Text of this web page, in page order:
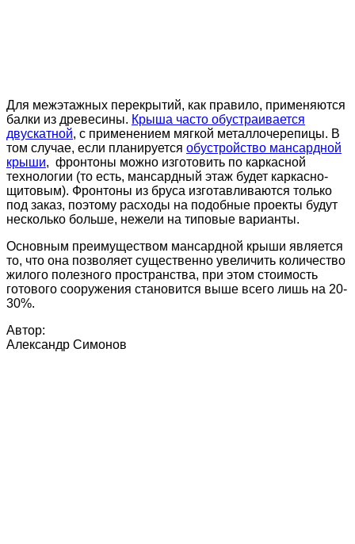
Для межэтажных перекрытий, как правило, применяются
балки из древесины. Крыша часто обустраивается
двускатной, с применением мягкой металлочерепицы. В
том случае, если планируется обустройство мансардной
крыши, фронтоны можно изготовить по каркасной
технологии (то есть, мансардный этаж будет каркасно-
щитовым). Фронтоны из бруса изготавливаются только
под заказ, поэтому расходы на подобные проекты будут
несколько больше, нежели на типовые варианты.
Основным преимуществом мансардной крыши является
то, что она позволяет существенно увеличить количество
жилого полезного пространства, при этом стоимость
готового сооружения становится выше всего лишь на 20-
30%.
Автор:
Александр Симонов